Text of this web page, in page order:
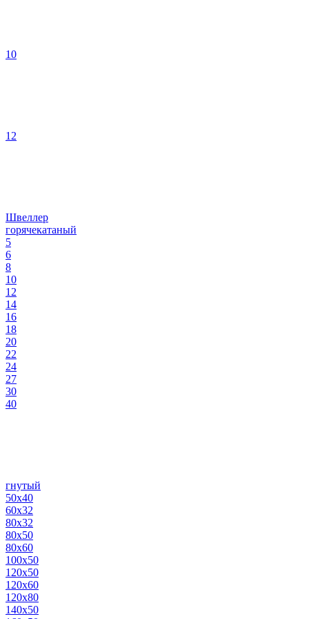
10
12
Швеллер
горячекатаный
5
6
8
10
12
14
16
18
20
22
24
27
30
40
гнутый
50х40
60х32
80х32
80х50
80х60
100х50
120х50
120х60
120х80
140х50